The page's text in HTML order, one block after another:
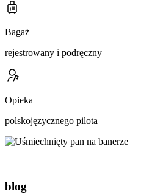
Bagaż
rejestrowany i podręczny
Opieka
polskojęzycznego pilota
blog